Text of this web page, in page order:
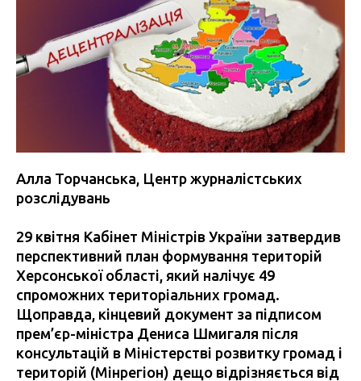
Алла Торчанська, Центр журналістських
розслідувань
29 квітня Кабінет Міністрів України затвердив
перспективний план формування територій
Херсонської області, який налічує 49
спроможних територіальних громад.
Щоправда, кінцевий документ за підписом
прем’єр-міністра Дениса Шмигаля після
консультацій в Міністерстві розвитку громад і
територій (Мінрегіон) дещо відрізняється від